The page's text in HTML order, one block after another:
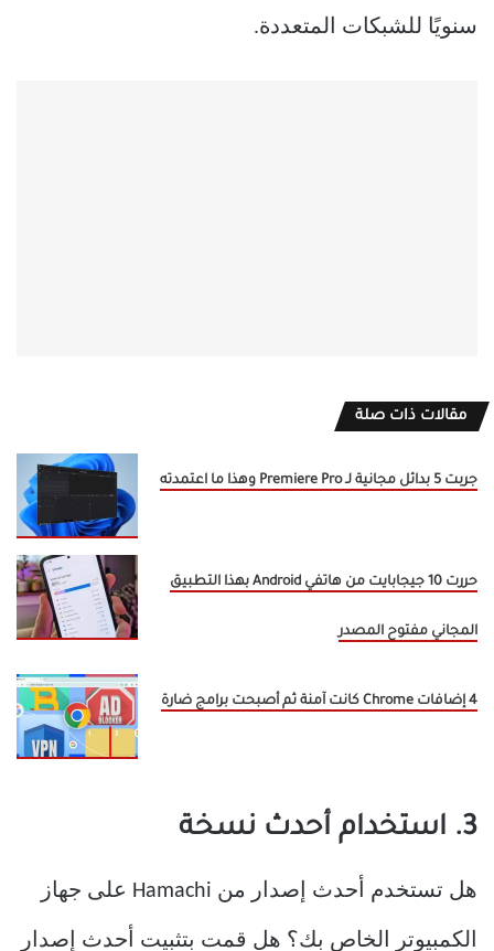
سنويًا للشبكات المتعددة.
مقالات ذات صلة
جربت 5 بدائل مجانية لـ Premiere Pro وهذا ما اعتمدته
حررت 10 جيجابايت من هاتفي Android بهذا التطبيق
المجاني مفتوح المصدر
4 إضافات Chrome كانت آمنة ثم أصبحت برامج ضارة
3. استخدام أحدث نسخة
هل تستخدم أحدث إصدار من Hamachi على جهاز
الكمبيوتر الخاص بك؟ هل قمت بتثبيت أحدث إصدار